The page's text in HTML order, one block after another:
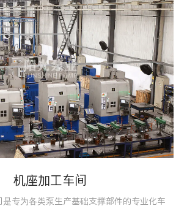
机座加工车间
专为各类泵生产基础支撑部件的专业化车